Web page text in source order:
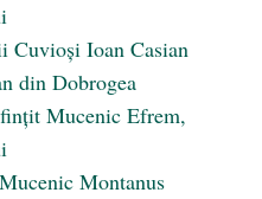
Cuvioși Ioan Casian
din Dobrogea
Mucenic Efrem,
Montanus